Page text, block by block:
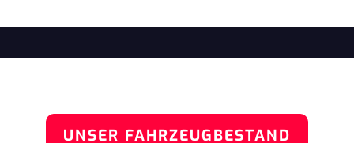
UNSER FAHRZEUGBESTAND